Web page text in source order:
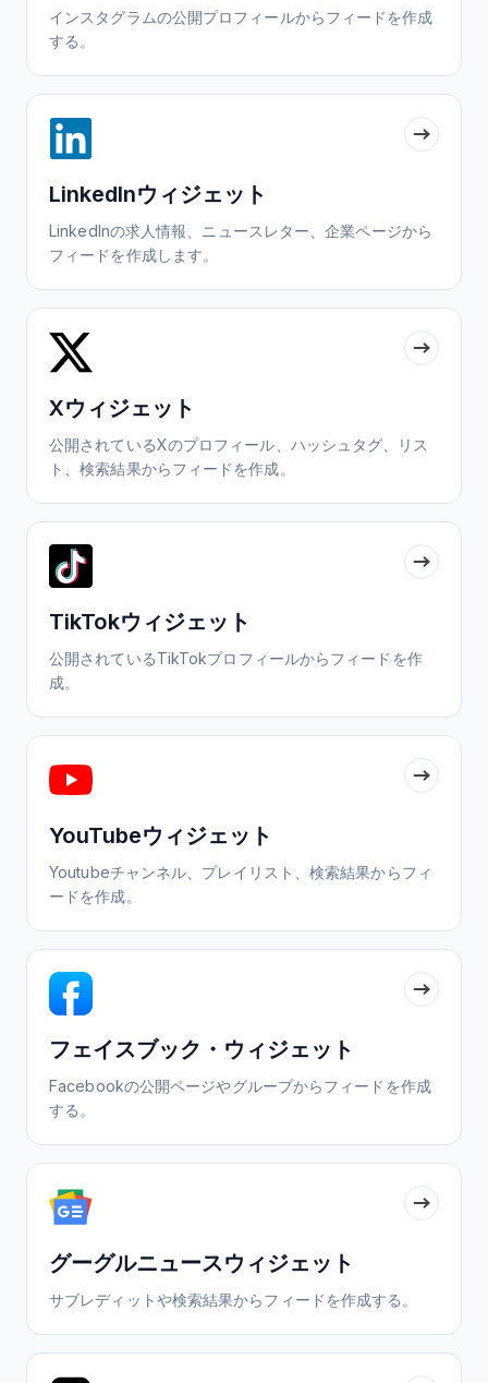
インスタグラムの公開プロフィールからフィードを作成
する。
LinkedInウィジェット
LinkedInの求人情報、ニュースレター、企業ページから
フィードを作成します。
Xウィジェット
公開されているXのプロフィール、ハッシュタグ、リス
ト、検索結果からフィードを作成。
TikTokウィジェット
公開されているTikTokプロフィールからフィードを作
成。
YouTubeウィジェット
Youtubeチャンネル、プレイリスト、検索結果からフィ
ードを作成。
フェイスブック・ウィジェット
Facebookの公開ページやグループからフィードを作成
する。
グーグルニュースウィジェット
サブレディットや検索結果からフィードを作成する。